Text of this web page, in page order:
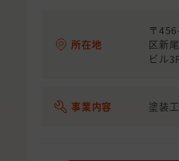
所在地
〒
区新
ビル3F
事業内容 塗装